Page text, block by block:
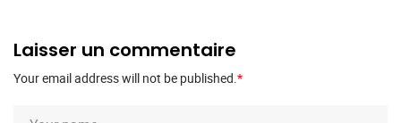
Laisser un commentaire
Your email address will not be published. *